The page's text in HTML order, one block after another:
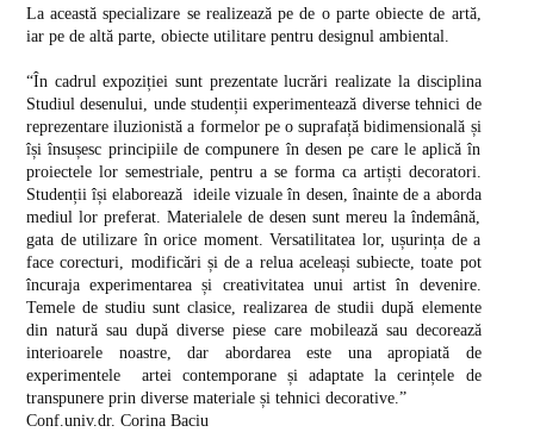
La această specializare se realizează pe de o parte obiecte de artă,
iar pe de altă parte, obiecte utilitare pentru designul ambiental.
“În cadrul expoziției sunt prezentate lucrări realizate la disciplina
Studiul desenului, unde studenții experimentează diverse tehnici de
reprezentare iluzionistă a formelor pe o suprafață bidimensională și
își însușesc principiile de compunere în desen pe care le aplică în
proiectele lor semestriale, pentru a se forma ca artiști decoratori.
Studenții își elaborează ideile vizuale în desen, înainte de a aborda
mediul lor preferat. Materialele de desen sunt mereu la îndemână,
gata de utilizare în orice moment. Versatilitatea lor, ușurința de a
face corecturi, modificări și de a relua aceleași subiecte, toate pot
încuraja experimentarea și creativitatea unui artist în devenire.
Temele de studiu sunt clasice, realizarea de studii după elemente
din natură sau după diverse piese care mobilează sau decorează
interioarele noastre, dar abordarea este una apropiată de
experimentele artei contemporane și adaptate la cerințele de
transpunere prin diverse materiale și tehnici decorative.”
Conf.univ.dr. Corina Baciu